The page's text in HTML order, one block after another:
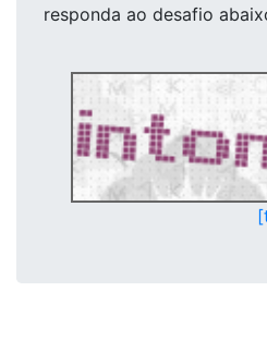
responda ao desafio